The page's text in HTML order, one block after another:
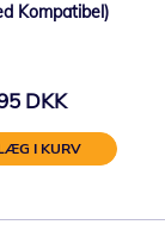
Kompatibel)
DKK
I KURV